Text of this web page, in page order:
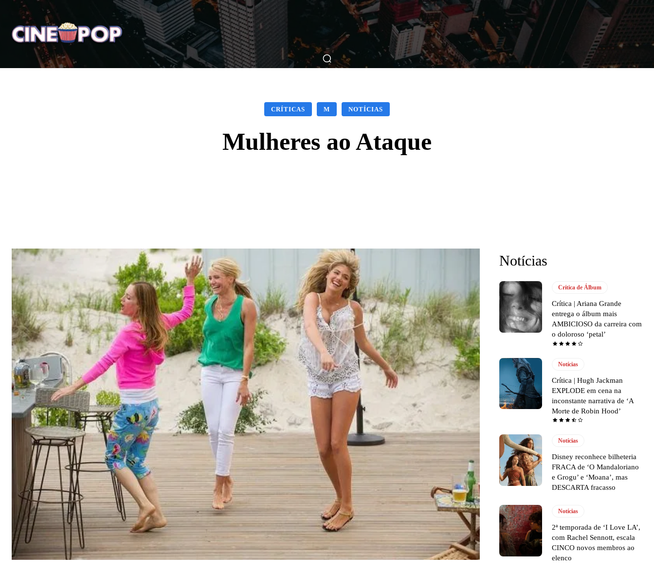
Home Notícias Críticas Breve Nos Cinemas Matérias Nos Cinemas Filmes Séries Música Gênero
CRÍTICAS M NOTÍCIAS
Mulheres ao Ataque
Notícias
Crítica de Álbum
Crítica | Ariana Grande
entrega o álbum mais
AMBICIOSO da carreira com
o doloroso ‘petal’
Notícias
Crítica | Hugh Jackman
EXPLODE em cena na
inconstante narrativa de ‘A
Morte de Robin Hood’
Notícias
Disney reconhece bilheteria
FRACA de ‘O Mandaloriano
e Grogu’ e ‘Moana’, mas
DESCARTA fracasso
Notícias
2ª temporada de ‘I Love LA’,
com Rachel Sennott, escala
CINCO novos membros ao
elenco